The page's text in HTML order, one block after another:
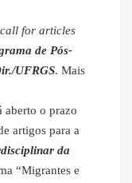
call for articles
de Pós-
UFRGS. Mais
aberto o prazo
artigos para a
da
“Migrantes e